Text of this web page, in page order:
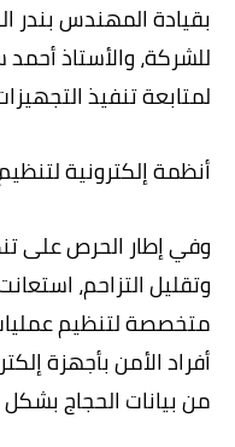
بقيادة المهندس بندر
للشركة، والأستاذ
لمتابعة تنفيذ
أنظمة إلكترونية
وفي إطار الحرص على
وتقليل التزاحم،
متخصصة لتنظيم
أفراد الأمن بأجهزة
من بيانات الحجاج